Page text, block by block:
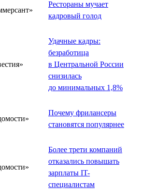
Рестораны мучает
кадровый голод
Удачные кадры:
безработица
в Центральной России
снизилась
до минимальных 1,8%
Почему фрилансеры
становятся популярнее
Более трети компаний
отказались повышать
зарплаты IT-
специалистам